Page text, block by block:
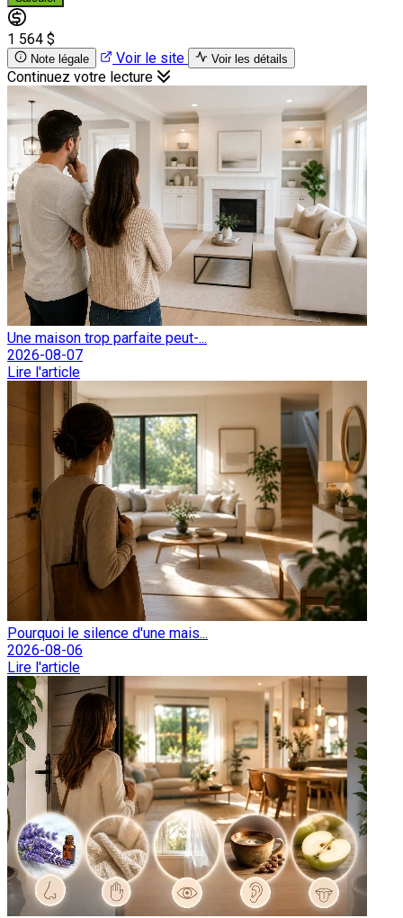
1 564 $
Note légale Voir le site Voir les détails
Continuez votre lecture
Une maison trop parfaite peut-...
2026-08-07
Lire l'article
Pourquoi le silence d'une mais...
2026-08-06
Lire l'article